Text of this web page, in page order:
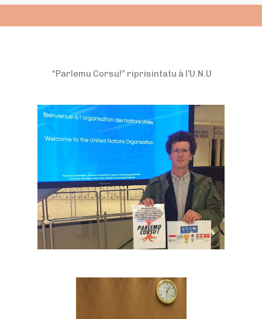
“Parlemu Corsu!” riprisintatu à l’U.N.U